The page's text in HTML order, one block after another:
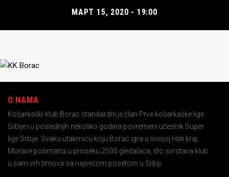
МАРТ 15, 2020 - 19:00
O NAMA
Košarkaški klub Borac standardni je član Prve košarkaške lige
Srbije i u poslednjih nekoliko godina povremeni učesnik Super
lige Srbije. Svaku utakmicu koju Borac igra u svojoj Hali kraj
Morave posmatra u proseku 2500 gledalaca, što svrstava klub
u sam vrh timova sa najvećom posetom u Srbiji.